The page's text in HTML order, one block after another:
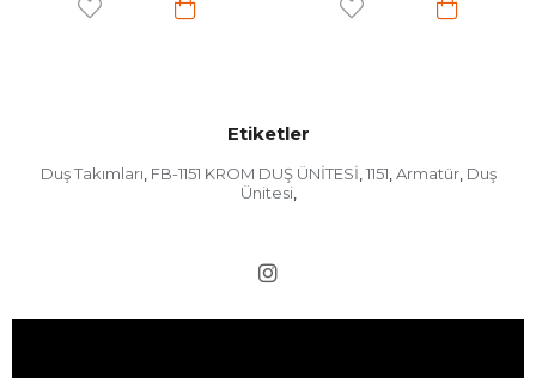
Etiketler
Duş Takımları FB-1151 KROM DUŞ ÜNİTESİ 1151 Armatür, Duş
Ünitesi,